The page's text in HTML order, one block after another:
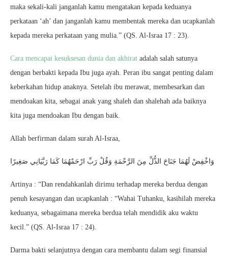
maka sekali-kali janganlah kamu mengatakan kepada keduanya
perkataan ‘ah’ dan janganlah kamu membentak mereka dan ucapkanlah
kepada mereka perkataan yang mulia.” (QS. Al-Israa 17 : 23).
Cara mencapai kesuksesan dunia dan akhirat adalah salah satunya
dengan berbakti kepada Ibu juga ayah. Peran ibu sangat penting dalam
keberkahan hidup anaknya. Setelah ibu merawat, membesarkan dan
mendoakan kita, sebagai anak yang shaleh dan shalehah ada baiknya
kita juga mendoakan Ibu dengan baik.
Allah berfirman dalam surah Al-Israa,
وَاخْفِضْ لَهُمَا جَنَاحَ الذُّلِّ مِنَ الرَّحْمَةِ وَقُلْ رَبِّ ارْحَمْهُمَا كَمَا رَبَّيَانِي صَغِيرًا
Artinya : “Dan rendahkanlah dirimu terhadap mereka berdua dengan
penuh kesayangan dan ucapkanlah : “Wahai Tuhanku, kasihilah mereka
keduanya, sebagaimana mereka berdua telah mendidik aku waktu
kecil.” (QS. Al-Israa 17 : 24).
Darma bakti selanjutnya dengan cara membantu dalam segi finansial